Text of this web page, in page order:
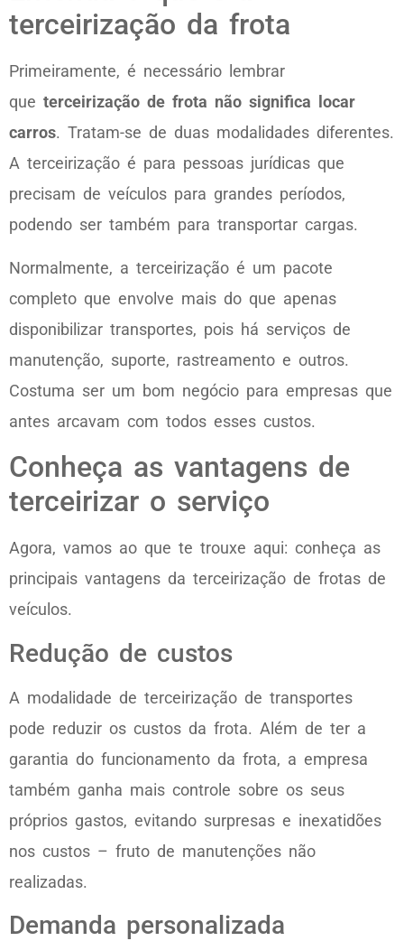
terceirização da frota
Primeiramente, é necessário lembrar
que terceirização de frota não significa locar
carros. Tratam-se de duas modalidades diferentes.
A terceirização é para pessoas jurídicas que
precisam de veículos para grandes períodos,
podendo ser também para transportar cargas.
Normalmente, a terceirização é um pacote
completo que envolve mais do que apenas
disponibilizar transportes, pois há serviços de
manutenção, suporte, rastreamento e outros.
Costuma ser um bom negócio para empresas que
antes arcavam com todos esses custos.
Conheça as vantagens de
terceirizar o serviço
Agora, vamos ao que te trouxe aqui: conheça as
principais vantagens da terceirização de frotas de
veículos.
Redução de custos
A modalidade de terceirização de transportes
pode reduzir os custos da frota. Além de ter a
garantia do funcionamento da frota, a empresa
também ganha mais controle sobre os seus
próprios gastos, evitando surpresas e inexatidões
nos custos – fruto de manutenções não
realizadas.
Demanda personalizada